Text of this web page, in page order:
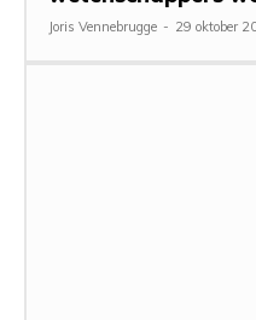
Joris Vennebrugge - 29 oktober